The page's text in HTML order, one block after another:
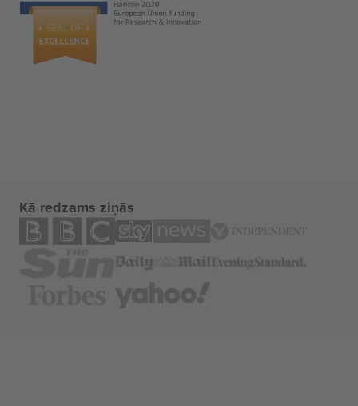
Kā redzams ziņās